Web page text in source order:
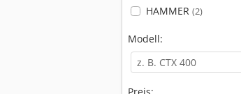
HAMMER (2)
Modell: